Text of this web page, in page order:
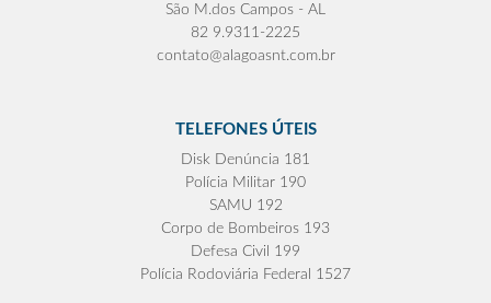
São M.dos Campos - AL
82 9.9311-2225
contato@alagoasnt.com.br
TELEFONES ÚTEIS
Disk Denúncia 181
Polícia Militar 190
SAMU 192
Corpo de Bombeiros 193
Defesa Civil 199
Polícia Rodoviária Federal 1527